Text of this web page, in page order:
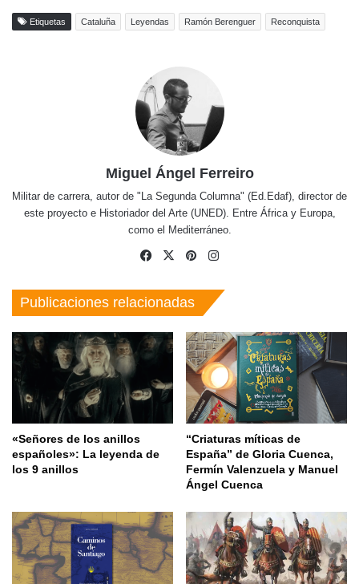
Etiquetas Cataluña Leyendas Ramón Berenguer Reconquista
Miguel Ángel Ferreiro
Militar de carrera, autor de "La Segunda Columna" (Ed.Edaf), director de
este proyecto e Historiador del Arte (UNED). Entre África y Europa,
como el Mediterráneo.
Facebook
X Pinterest
Publicaciones relacionadas
«Señores de los anillos
españoles»: La leyenda de
los 9 anillos
“Criaturas míticas de
España” de Gloria Cuenca,
Fermín Valenzuela y Manuel
Ángel Cuenca